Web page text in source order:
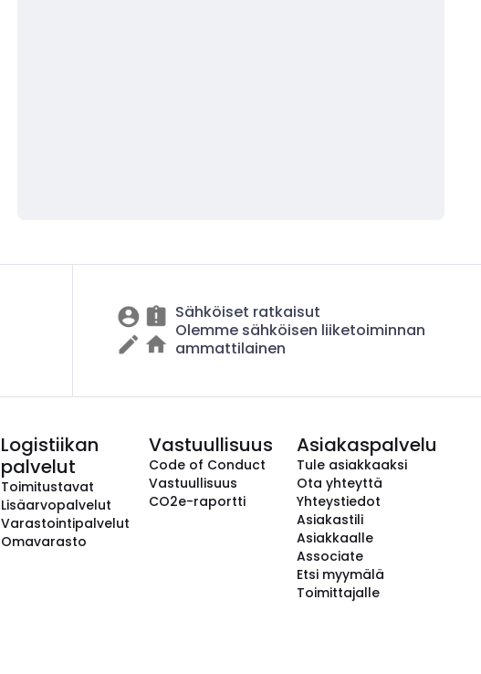
Sähköiset ratkaisut
Olemme sähköisen liiketoiminnan
ammattilainen
Logistiikan
palvelut
Toimitustavat
Lisäarvopalvelut
Varastointipalvelut
Omavarasto
Vastuullisuus
Code of Conduct
Vastuullisuus
CO2e-raportti
Asiakaspalvelu
Tule asiakkaaksi
Ota yhteyttä
Yhteystiedot
Asiakastili
Asiakkaalle
Associate
Etsi myymälä
Toimittajalle